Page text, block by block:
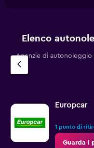
Elenco
Agenzie di autonoleggio
Europcar
1 punto di
Guarda i